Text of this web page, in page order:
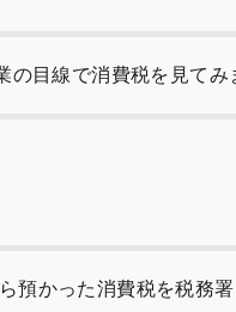
目線で消費税を見てみ
預かった消費税を税務